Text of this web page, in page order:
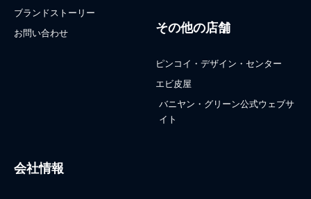
ブランドストーリー
お問い合わせ
その他の店舗
ピンコイ・デザイン・センター
エビ皮屋
バニヤン・グリーン公式ウェブサ
イト
会社情報